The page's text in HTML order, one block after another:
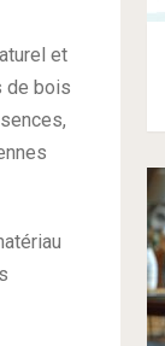
et
de bois